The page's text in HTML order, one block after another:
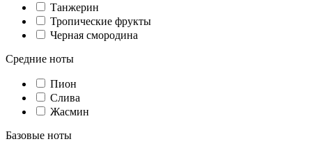
Танжерин
Тропические фрукты
Черная смородина
Средние ноты
Пион
Слива
Жасмин
Базовые ноты